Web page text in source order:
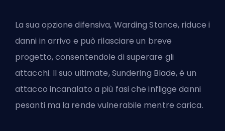
La sua opzione difensiva, Warding Stance, riduce i
danni in arrivo e può rilasciare un breve
progetto, consentendole di superare gli
attacchi. Il suo ultimate, Sundering Blade, è un
attacco incanalato a più fasi che infligge danni
pesanti ma la rende vulnerabile mentre carica.